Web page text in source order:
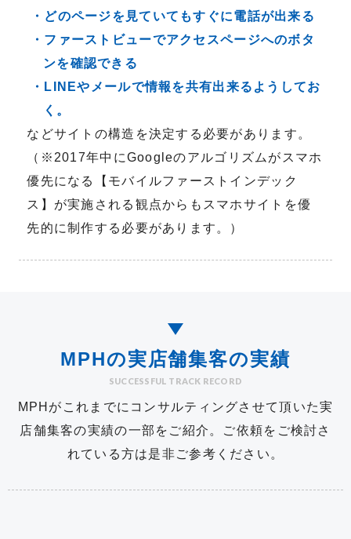
・どのページを見ていてもすぐに電話が出来る
・ファーストビューでアクセスページへのボタ
ンを確認できる
・LINEやメールで情報を共有出来るようしてお
く。
などサイトの構造を決定する必要があります。
（※2017年中にGoogleのアルゴリズムがスマホ
優先になる【モバイルファーストインデック
ス】が実施される観点からもスマホサイトを優
先的に制作する必要があります。）
MPHの実店舗集客の実績
SUCCESSFUL TRACK RECORD
MPHがこれまでにコンサルティングさせて頂いた実
店舗集客の実績の一部をご紹介。 ご依頼をご検討さ
れている方は是非ご参考ください。